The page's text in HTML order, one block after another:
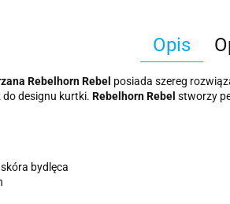
Opis
Rebelhorn Rebel posiada szereg
do designu kurtki. Rebelhorn Rebel stworzy
bydlęca